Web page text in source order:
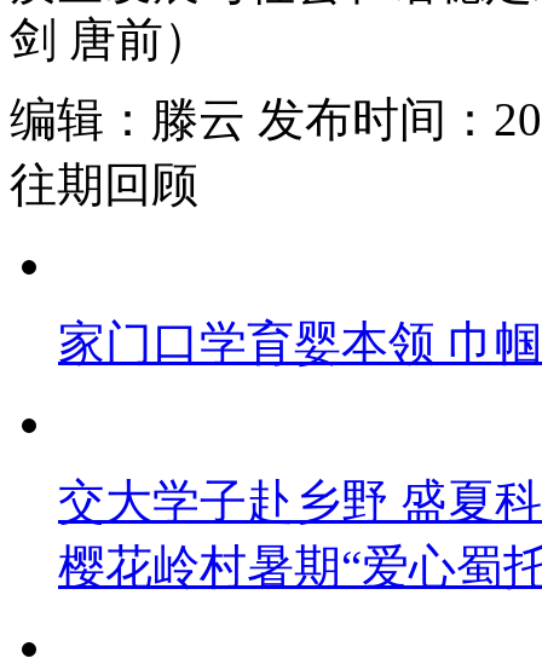
剑 唐前）
编辑：滕云 发布时间：
往期回顾
家门口学育婴本领 巾
交大学子赴乡野 盛夏
樱花岭村暑期“爱心蜀